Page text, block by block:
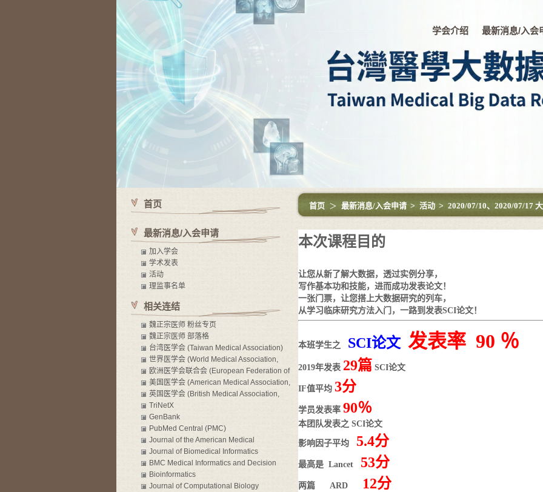
学会介绍 最新消息/入会
首页 ＞ 最新消息/入会申请 > 活动 > 2020/07/10、2020/07/17
本次课程目的
让您从新了解大数据，透过实例分享，
写作基本功和技能，进而成功发表论文！
一张门票，让您搭上大数据研究的列车，
从学习临床研究方法入门，一路到发表SCI论文！
本班学生之 SCI论文 发表率 90 ％
2019年发表 29篇 SCI论文
IF值平均 3分
学员发表率 90％
本团队发表之 SCI论文
影响因子平均 5.4分
最高是 Lancet 53分
两篇 ARD 12分
首页
最新消息/入会申请
加入学会
学术发表
活动
理监事名单
相关连结
魏正宗医师 粉丝专页
魏正宗医师 部落格
台湾医学会 (Taiwan Medical Association)
世界医学会 (World Medical Association,
WMA)
欧洲医学会联合会 (European Federation of
Internal Medicine, EFIM)
美国医学会 (American Medical Association,
AMA)
英国医学会 (British Medical Association,
BMA)
TriNetX
GenBank
PubMed Central (PMC)
Journal of the American Medical
Informatics Association (JAMIA)
Journal of Biomedical Informatics
BMC Medical Informatics and Decision
Making
Bioinformatics
Journal of Computational Biology